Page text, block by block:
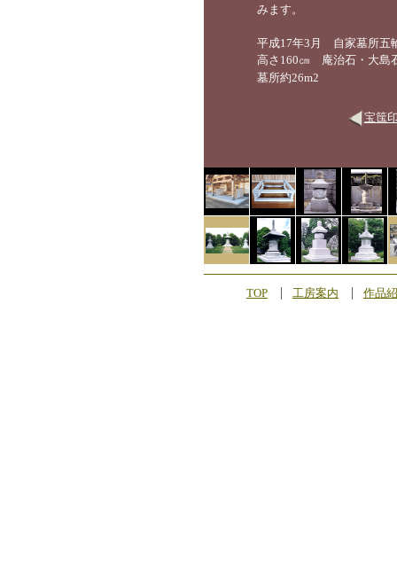
みます。
平成17年3月 自家墓所五
高さ160㎝ 庵治石・大島
墓所約26m2
宝筺
TOP 工房案内 作品